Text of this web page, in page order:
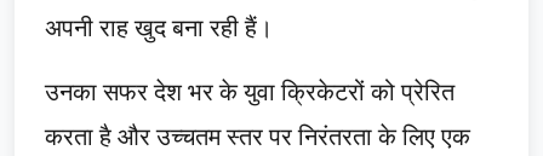
अपनी राह खुद बना रही हैं।
उनका सफर देश भर के युवा क्रिकेटरों को प्रेरित
करता है और उच्चतम स्तर पर निरंतरता के लिए एक